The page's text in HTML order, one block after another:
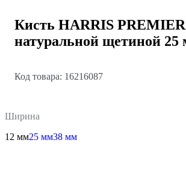
Кисть HARRIS PREMIER
натуральной щетиной 25
Код товара: 16216087
Ширина
12 мм25 мм38 мм